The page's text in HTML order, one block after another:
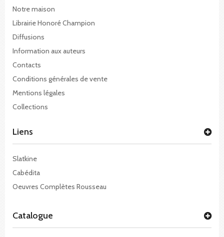
Notre maison
Librairie Honoré Champion
Diffusions
Information aux auteurs
Contacts
Conditions générales de vente
Mentions légales
Collections
Liens
Slatkine
Cabédita
Oeuvres Complètes Rousseau
Catalogue